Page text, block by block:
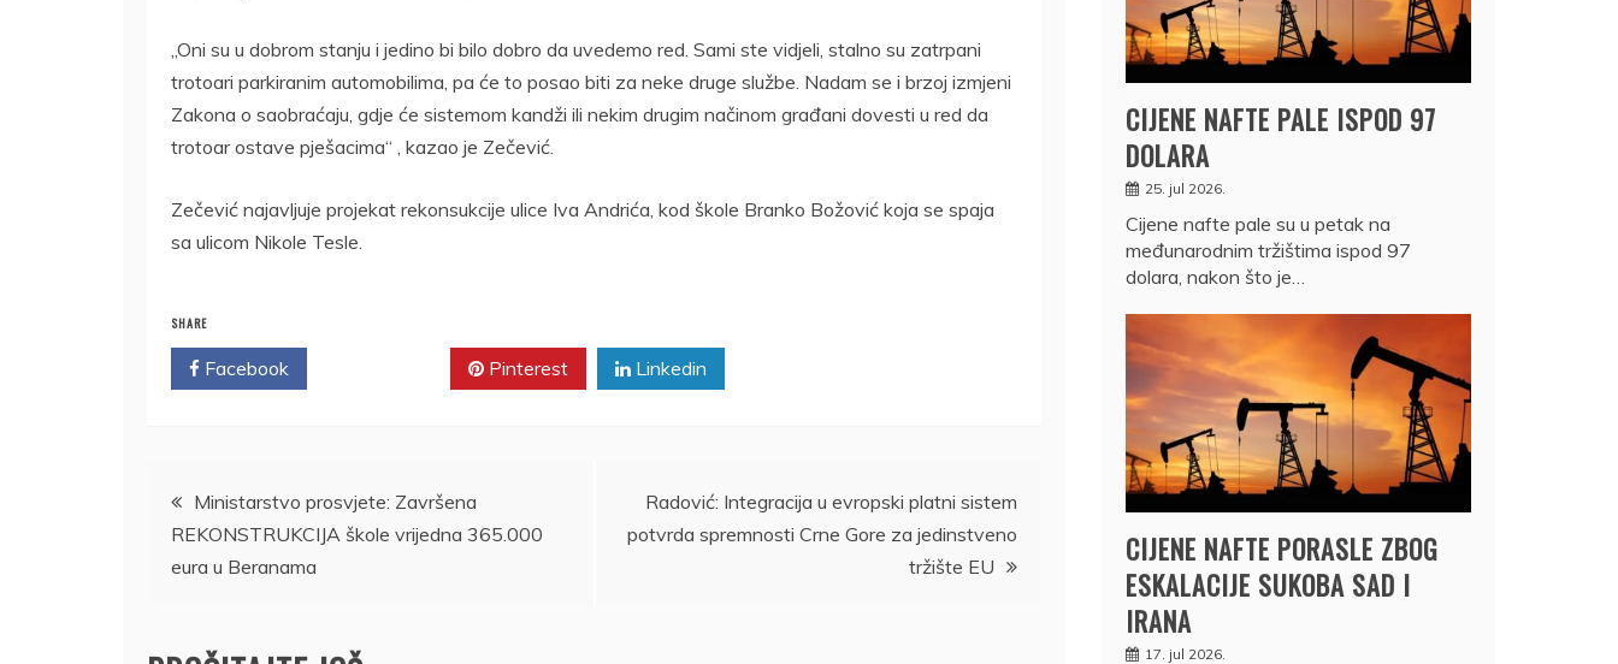
„Oni su u dobrom stanju i jedino bi bilo dobro da uvedemo red. Sami ste vidjeli, stalno su zatrpani
trotoari parkiranim automobilima, pa će to posao biti za neke druge službe. Nadam se i brzoj izmjeni
Zakona o saobraćaju, gdje će sistemom kandži ili nekim drugim načinom građani dovesti u red da
trotoar ostave pješacima“ , kazao je Zečević.
Zečević najavljuje projekat rekonsukcije ulice Iva Andrića, kod škole Branko Božović koja se spaja
sa ulicom Nikole Tesle.
SHARE
Facebook Pinterest Linkedin
Kretanje
članka
Ministarstvo prosvjete: Završena
REKONSTRUKCIJA škole vrijedna 365.000
eura u Beranama
Radović: Integracija u evropski platni sistem
potvrda spremnosti Crne Gore za jedinstveno
tržište EU
CIJENE NAFTE PALE ISPOD 97
DOLARA
25. jul 2026.
Cijene nafte pale su u petak na
međunarodnim tržištima ispod 97
dolara, nakon što je…
CIJENE NAFTE PORASLE ZBOG
ESKALACIJE SUKOBA SAD I
IRANA
17. jul 2026.